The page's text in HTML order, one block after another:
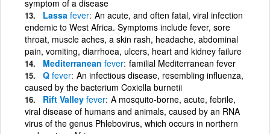
symptom of a disease
Lassa fever An acute, and often fatal, viral infection
endemic to West Africa. Symptoms include fever, sore
throat, muscle aches, a skin rash, headache, abdominal
pain, vomiting, diarrhoea, ulcers, heart and kidney failure
Mediterranean fever familial Mediterranean fever
Q fever An infectious disease, resembling influenza,
caused by the bacterium Coxiella burnetii
Rift Valley fever A mosquito-borne, acute, febrile,
viral disease of humans and animals, caused by an RNA
virus of the genus Phlebovirus, which occurs in northern